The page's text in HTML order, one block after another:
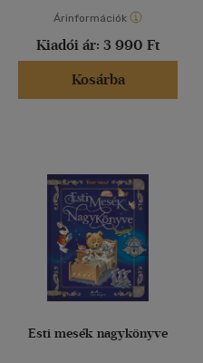
Árinformációk
Kiadói ár: 3 990 Ft
Kosárba
Esti mesék nagykönyve